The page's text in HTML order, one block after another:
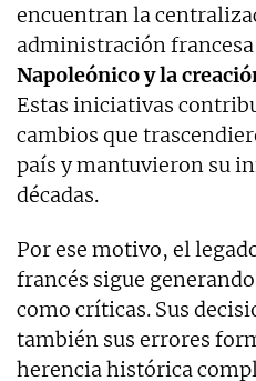
encuentran la
administración
Napoleónico y la
Estas iniciativas
cambios que
país y mantuvieron su
décadas.
Por ese motivo, el
francés sigue
como críticas. Sus
también sus errores
herencia histórica